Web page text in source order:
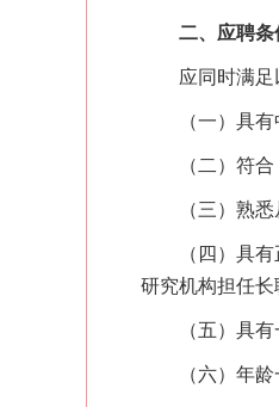
二、应聘条
应同时满足
（一）具
（二）符
（三）熟
（四）具
研究机构担任
（五）具
（六）年